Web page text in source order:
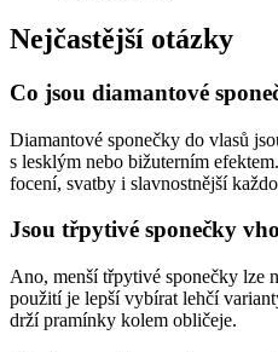
Nejčastější otázky
Co jsou diamantové
Diamantové sponečky do vlasů
s lesklým nebo bižuterním
focení, svatby i slavnostnější
Jsou třpytivé sponečky
Ano, menší třpytivé sponečky lze
použití je lepší vybírat lehčí
drží pramínky kolem obličeje.